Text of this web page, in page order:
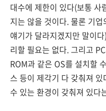
대수에 제한이 있다(보통
지는 않을 것이다. 물론 기
얘기가 달라지겠지만 말이
리할 필요는 없다. 그리고
ROM과 같은 OS를 설치할
스 등이 제각기 다 갖춰져
수 있는 환경이 갖춰져 있다